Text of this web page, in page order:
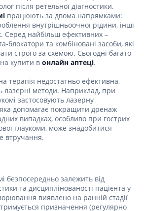
після ретельної діагностики.
працюють за двома напрямками:
внутрішньоочної рідини, інші
Серед найбільш ефективних –
блокатори та комбіновані засоби, які
строго за схемою. Сьогодні багато
купити в онлайн аптеці.
терапія недостатньо ефективна,
лазерні методи. Наприклад, при
застосовують лазерну
допомагає покращити дренаж
випадках, особливо при гострих
глаукоми, може знадобитися
втручання.
безпосередньо залежить від
та дисциплінованості пацієнта у
виявлено на ранній стадії
призначення (регулярно